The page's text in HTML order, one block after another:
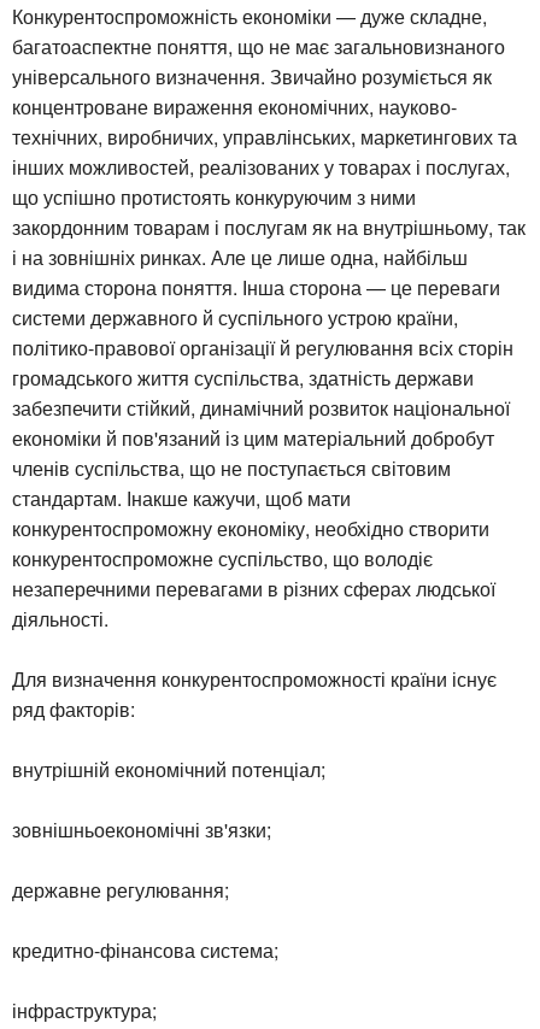
Конкурентоспроможність економіки — дуже складне,
багатоаспектне поняття, що не має загальновизнаного
універсального визначення. Звичайно розуміється як
концентроване вираження економічних, науково-
технічних, виробничих, управлінських, маркетингових та
інших можливостей, реалізованих у товарах і послугах,
що успішно протистоять конкуруючим з ними
закордонним товарам і послугам як на внутрішньому, так
і на зовнішніх ринках. Але це лише одна, найбільш
видима сторона поняття. Інша сторона — це переваги
системи державного й суспільного устрою країни,
політико-правової організації й регулювання всіх сторін
громадського життя суспільства, здатність держави
забезпечити стійкий, динамічний розвиток національної
економіки й пов'язаний із цим матеріальний добробут
членів суспільства, що не поступається світовим
стандартам. Інакше кажучи, щоб мати
конкурентоспроможну економіку, необхідно створити
конкурентоспроможне суспільство, що володіє
незаперечними перевагами в різних сферах людської
діяльності.
Для визначення конкурентоспроможності країни існує
ряд факторів:
внутрішній економічний потенціал;
зовнішньоекономічні зв'язки;
державне регулювання;
кредитно-фінансова система;
інфраструктура;